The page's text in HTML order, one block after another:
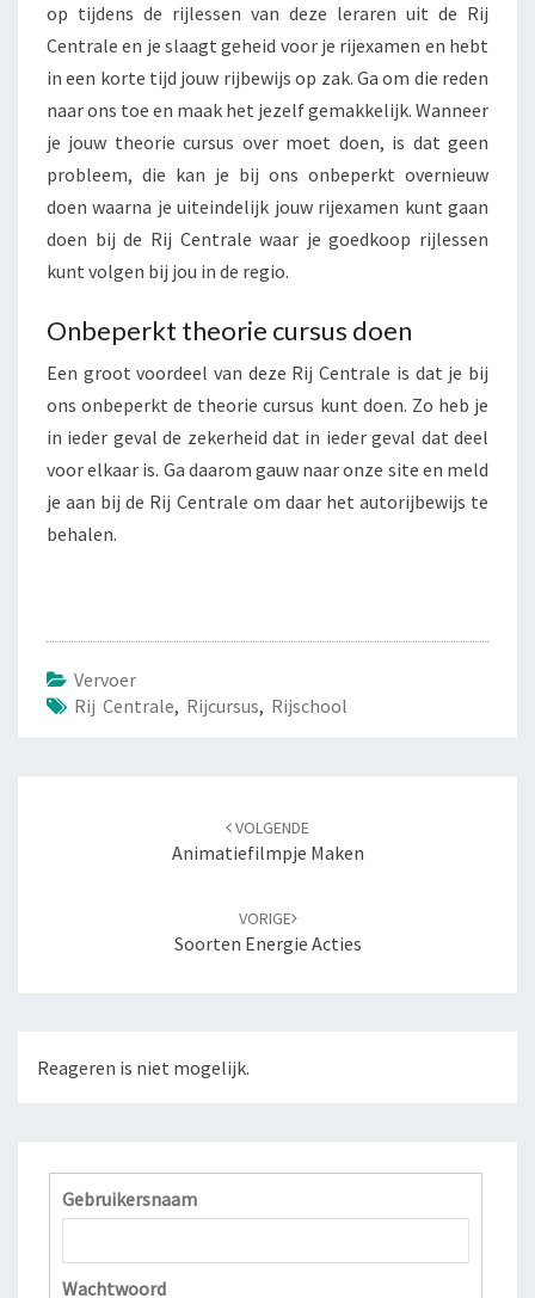
op tijdens de rijlessen van deze leraren uit de Rij
Centrale en je slaagt geheid voor je rijexamen en hebt
in een korte tijd jouw rijbewijs op zak. Ga om die reden
naar ons toe en maak het jezelf gemakkelijk. Wanneer
je jouw theorie cursus over moet doen, is dat geen
probleem, die kan je bij ons onbeperkt overnieuw
doen waarna je uiteindelijk jouw rijexamen kunt gaan
doen bij de Rij Centrale waar je goedkoop rijlessen
kunt volgen bij jou in de regio.
Onbeperkt theorie cursus doen
Een groot voordeel van deze Rij Centrale is dat je bij
ons onbeperkt de theorie cursus kunt doen. Zo heb je
in ieder geval de zekerheid dat in ieder geval dat deel
voor elkaar is. Ga daarom gauw naar onze site en meld
je aan bij de Rij Centrale om daar het autorijbewijs te
behalen.
Vervoer
Rij Centrale, Rijcursus, Rijschool
VOLGENDE
Animatiefilmpje Maken
VORIGE
Soorten Energie Acties
Reageren is niet mogelijk.
Gebruikersnaam
Wachtwoord